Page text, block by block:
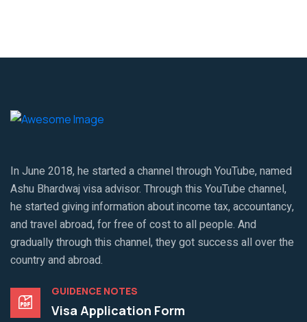
In June 2018, he started a channel through YouTube, named
Ashu Bhardwaj visa advisor. Through this YouTube channel,
he started giving information about income tax, accountancy,
and travel abroad, for free of cost to all people. And
gradually through this channel, they got success all over the
country and abroad.
GUIDENCE NOTES
Visa Application Form